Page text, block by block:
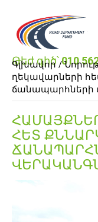
Թեժ գիծ՝010
Գլխավոր /
ղեկավարների
ճանապարհների
ՀԵՏ